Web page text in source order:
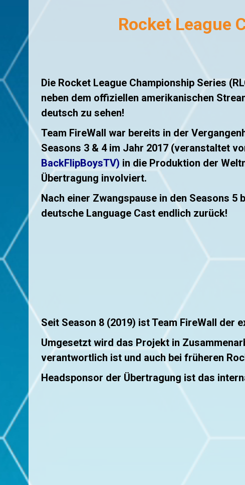
Rocket League
Die Rocket League Championship Series
neben dem offiziellen amerikanischen
deutsch zu sehen!
Team FireWall war bereits in der
Seasons 3 & 4 im Jahr 2017 (veranstaltet
BackFlipBoysTV) in die Produktion der
Übertragung involviert.
Nach einer Zwangspause in den Seasons 5
deutsche Language Cast endlich zurück!
Seit Season 8 (2019) ist Team FireWall der
Umgesetzt wird das Projekt in
verantwortlich ist und auch bei früheren
Headsponsor der Übertragung ist das